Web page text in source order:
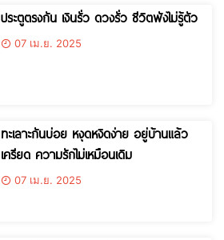
ประตูตรงกัน เงินรั่ว ดวงรั่ว ชีวิตพังไม่รู้ตัว
07 เม.ย. 2025
ทะเลาะกันบ่อย หงุดหงิดง่าย อยู่บ้านแล้ว
เครียด ความรักไม่เหมือนเดิม
07 เม.ย. 2025